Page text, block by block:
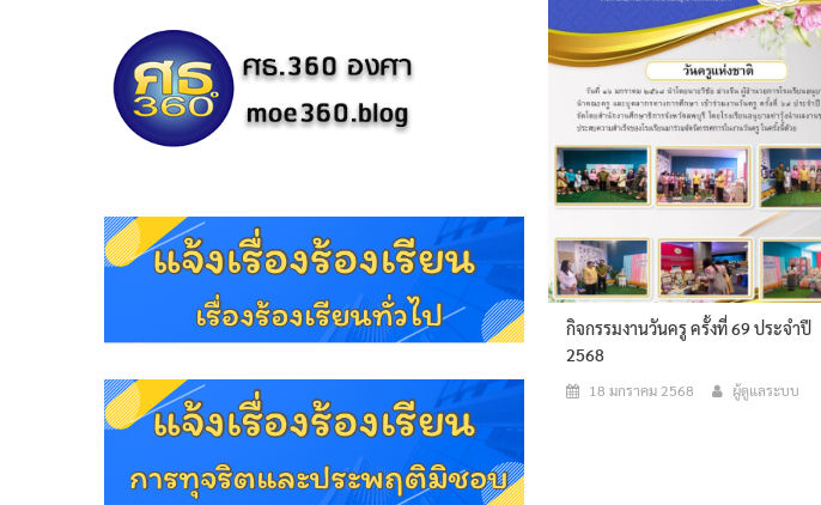
กิจกรรมงานวันครู ครั้งที่ 69 ประจำปี
2568
18 มกราคม 2568 ผู้ดูแลระบบ